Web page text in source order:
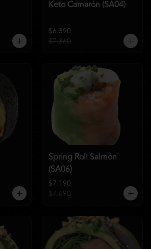
Keto Camarón (SA04)
$6.390
$7.360
Spring Roll Salmón
(SA06)
$7.190
$7.690